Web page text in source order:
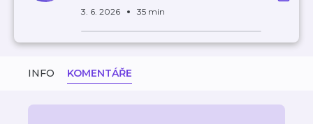
3. 6. 2026 35 min
INFO KOMENTÁŘE